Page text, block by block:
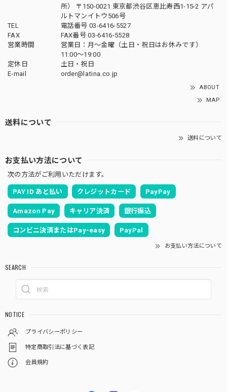
所） 〒150-0021 東京都渋谷区恵比寿西1-15-2 アパ
ルトマンイトウ506号
TEL
電話番号 03-6416-5527
FAX
FAX番号 03-6416-5528
営業時間
営業日：月〜金曜（土日・祝日はお休みです）
11:00〜19:00
定休日
土日・祝日
E-mail
order@latina.co.jp
ABOUT
MAP
送料について
送料について
お支払い方法について
次の方法がご利用いただけます。
PAY ID あと払い クレジットカード PayPay
Amazon Pay キャリア決済 銀行振込
コンビニ決済またはPay-easy PayPal
お支払い方法について
SEARCH
NOTICE
プライバシーポリシー
特定商取引法に基づく表記
会員規約